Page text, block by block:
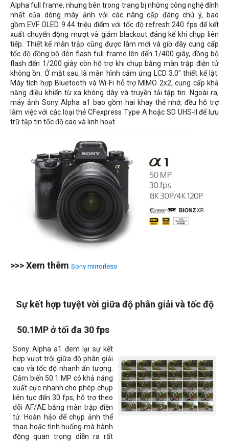
Alpha full frame, nhưng bên trong trang bị những công nghệ đỉnh
nhất của dòng máy ảnh với các nâng cấp đáng chú ý, bao
gồm EVF OLED 9.44 triệu điểm với tốc độ refresh 240 fps để kết
xuất chuyển động mượt và giảm blackout đáng kể khi chụp liên
tiếp. Thiết kế màn trập cũng được làm mới và giờ đây cung cấp
tốc độ đồng bộ đèn flash full frame lên đến 1/400 giây, đồng bộ
flash đến 1/200 giây còn hỗ trợ khi chụp bằng màn trập điện tử
không ồn. Ở mặt sau là màn hình cảm ứng LCD 3.0" thiết kế lật.
Máy tích hợp Bluetooth và Wi-Fi hỗ trợ MIMO 2x2, cung cấp khả
năng điều khiển từ xa không dây và truyền tải tập tin. Ngoài ra,
máy ảnh Sony Alpha a1 bao gồm hai khay thẻ nhớ, đều hỗ trợ
làm việc với các loại thẻ CFexpress Type A hoặc SD UHS-II để lưu
trữ tập tin tốc độ cao và linh hoạt.
>>> Xem thêm Sony mirrorless
Sự kết hợp tuyệt vời giữa độ phân giải và tốc độ
50.1MP ở tối đa 30 fps
Sony Alpha a1 đem lại sự kết
hợp vượt trội giữa độ phân giải
cao và tốc độ nhanh ấn tượng.
Cảm biến 50.1 MP có khả năng
xuất cực nhanh cho phép chụp
liên tục đến 30 fps, hỗ trợ theo
dõi AF/AE bằng màn trập điện
tử. Hoàn hảo để chụp ảnh thể
thao hoặc tình huống mà hành
động quan trọng diễn ra rất